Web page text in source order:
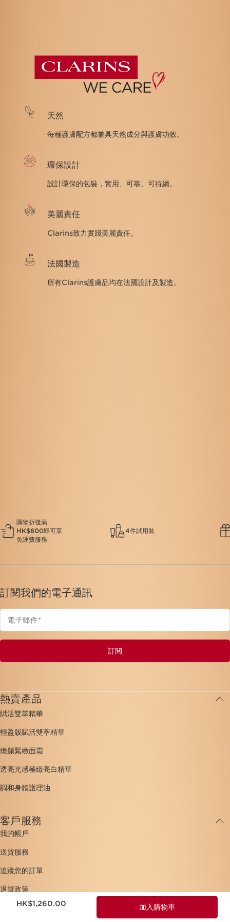
HK$1,260.00 加入購物車
天然
每種護膚配方都兼具天然成分與護膚功效。
環保設計
設計環保的包裝，實用、可靠、可持續。
美麗責任
Clarins致力實踐美麗責任。
法國製造
所有Clarins護膚品均在法國設計及製造。
購物折後滿
HK$600即可享
免運費服務
4件試用裝
訂閱我們的電子通訊
電子郵件*
訂閱
熱賣產品
賦活雙萃精華
輕盈版賦活雙萃精華
煥顏緊緻面霜
透亮光感極緻亮白精華
調和身體護理油
客戶服務
我的帳戶
送貨服務
追蹤您的訂單
退貨政策